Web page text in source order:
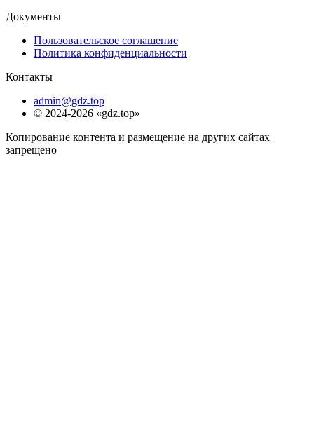
Документы
Пользовательское соглашение
Политика конфиденциальности
Контакты
admin@gdz.top
© 2024-2026 «gdz.top»
Копирование контента и размещение на других сайтах
запрещено